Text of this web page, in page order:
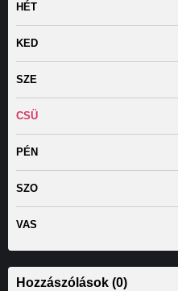
HÉT
KED
SZE
CSÜ
PÉN
SZO
VAS
Hozzászólások (0)